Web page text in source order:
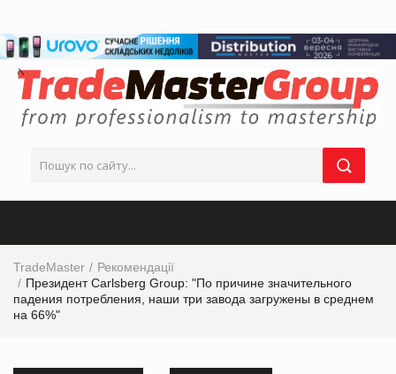
TradeMaster
Рекомендації
Президент Carlsberg Group: "По причине значительного
падения потребления, наши три завода загружены в среднем
на 66%"